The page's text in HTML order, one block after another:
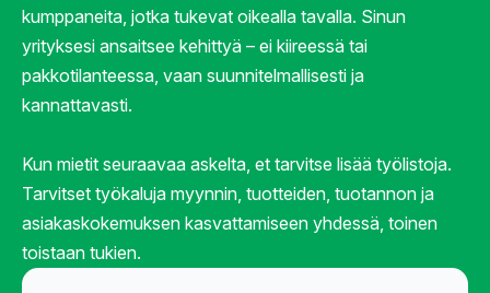
kumppaneita, jotka tukevat oikealla tavalla. Sinun
yrityksesi ansaitsee kehittyä – ei kiireessä tai
pakkotilanteessa, vaan suunnitelmallisesti ja
kannattavasti.
Kun mietit seuraavaa askelta, et tarvitse lisää työlistoja.
Tarvitset työkaluja myynnin, tuotteiden, tuotannon ja
asiakaskokemuksen kasvattamiseen yhdessä, toinen
toistaan tukien.